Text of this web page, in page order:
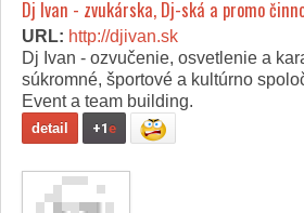
Dj Ivan - zvukárska, Dj-ská a promo
URL: http://djivan.sk
Dj Ivan - ozvučenie, osvetlenie a
súkromné, športové a kultúrno
Event a team building.
detail +1e